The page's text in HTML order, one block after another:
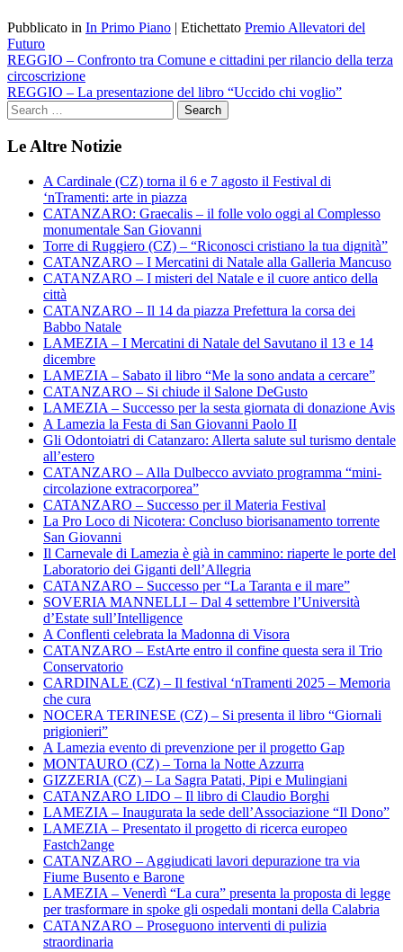
Pubblicato in In Primo Piano | Etichettato Premio Allevatori del
Futuro
Navigazione
articoli
REGGIO – Confronto tra Comune e cittadini per rilancio della terza
circoscrizione
REGGIO – La presentazione del libro “Uccido chi voglio”
Le Altre Notizie
A Cardinale (CZ) torna il 6 e 7 agosto il Festival di
‘nTramenti: arte in piazza
CATANZARO: Graecalis – il folle volo oggi al Complesso
monumentale San Giovanni
Torre di Ruggiero (CZ) – “Riconosci cristiano la tua dignità”
CATANZARO – I Mercatini di Natale alla Galleria Mancuso
CATANZARO – I misteri del Natale e il cuore antico della
città
CATANZARO – Il 14 da piazza Prefettura la corsa dei
Babbo Natale
LAMEZIA – I Mercatini di Natale del Savutano il 13 e 14
dicembre
LAMEZIA – Sabato il libro “Me la sono andata a cercare”
CATANZARO – Si chiude il Salone DeGusto
LAMEZIA – Successo per la sesta giornata di donazione Avis
A Lamezia la Festa di San Giovanni Paolo II
Gli Odontoiatri di Catanzaro: Allerta salute sul turismo dentale
all’estero
CATANZARO – Alla Dulbecco avviato programma “mini-
circolazione extracorporea”
CATANZARO – Successo per il Materia Festival
La Pro Loco di Nicotera: Concluso biorisanamento torrente
San Giovanni
Il Carnevale di Lamezia è già in cammino: riaperte le porte del
Laboratorio dei Giganti dell’Allegria
CATANZARO – Successo per “La Taranta e il mare”
SOVERIA MANNELLI – Dal 4 settembre l’Università
d’Estate sull’Intelligence
A Conflenti celebrata la Madonna di Visora
CATANZARO – EstArte entro il confine questa sera il Trio
Conservatorio
CARDINALE (CZ) – Il festival ‘nTramenti 2025 – Memoria
che cura
NOCERA TERINESE (CZ) – Si presenta il libro “Giornali
prigionieri”
A Lamezia evento di prevenzione per il progetto Gap
MONTAURO (CZ) – Torna la Notte Azzurra
GIZZERIA (CZ) – La Sagra Patati, Pipi e Mulingiani
CATANZARO LIDO – Il libro di Claudio Borghi
LAMEZIA – Inaugurata la sede dell’Associazione “Il Dono”
LAMEZIA – Presentato il progetto di ricerca europeo
Fastch2ange
CATANZARO – Aggiudicati lavori depurazione tra via
Fiume Busento e Barone
LAMEZIA – Venerdì “La cura” presenta la proposta di legge
per trasformare in spoke gli ospedali montani della Calabria
CATANZARO – Proseguono interventi di pulizia
straordinaria